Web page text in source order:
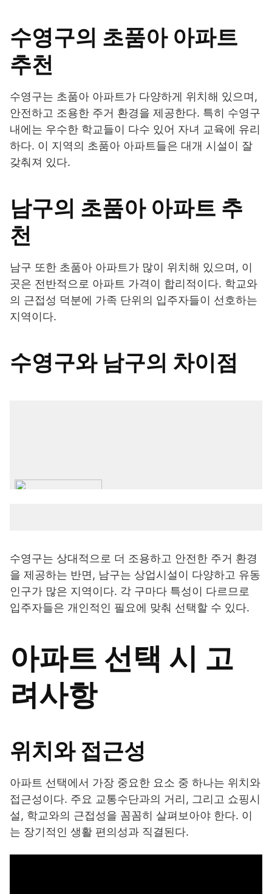
수영구의 초품아 아파트
추천
수영구는 초품아 아파트가 다양하게 위치해 있으며,
안전하고 조용한 주거 환경을 제공한다. 특히 수영구
내에는 우수한 학교들이 다수 있어 자녀 교육에 유리
하다. 이 지역의 초품아 아파트들은 대개 시설이 잘
갖춰져 있다.
남구의 초품아 아파트 추
천
남구 또한 초품아 아파트가 많이 위치해 있으며, 이
곳은 전반적으로 아파트 가격이 합리적이다. 학교와
의 근접성 덕분에 가족 단위의 입주자들이 선호하는
지역이다.
수영구와 남구의 차이점
수영구는 상대적으로 더 조용하고 안전한 주거 환경
을 제공하는 반면, 남구는 상업시설이 다양하고 유동
인구가 많은 지역이다. 각 구마다 특성이 다르므로
입주자들은 개인적인 필요에 맞춰 선택할 수 있다.
아파트 선택 시 고
려사항
위치와 접근성
아파트 선택에서 가장 중요한 요소 중 하나는 위치와
접근성이다. 주요 교통수단과의 거리, 그리고 쇼핑시
설, 학교와의 근접성을 꼼꼼히 살펴보아야 한다. 이
는 장기적인 생활 편의성과 직결된다.